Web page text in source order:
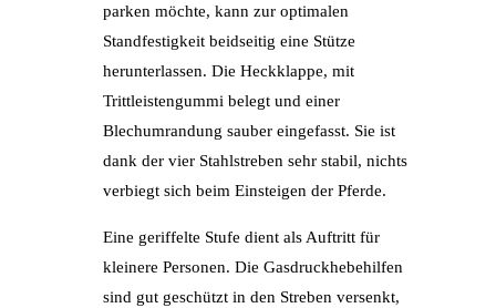
parken möchte, kann zur optimalen
Standfestigkeit beidseitig eine Stütze
herunterlassen. Die Heckklappe, mit
Trittleistengummi belegt und einer
Blechumrandung sauber eingefasst. Sie ist
dank der vier Stahlstreben sehr stabil, nichts
verbiegt sich beim Einsteigen der Pferde.
Eine geriffelte Stufe dient als Auftritt für
kleinere Personen. Die Gasdruckhebehilfen
sind gut geschützt in den Streben versenkt,